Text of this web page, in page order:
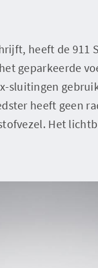
heeft de 911
geparkeerde
sluitingen
heeft geen
Het